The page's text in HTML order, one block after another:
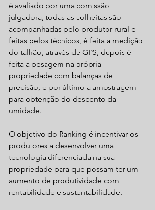
é avaliado por uma comissão
julgadora, todas as colheitas são
acompanhadas pelo produtor rural e
feitas pelos técnicos, é feita a medição
do talhão, através de GPS, depois é
feita a pesagem na própria
propriedade com balanças de
precisão, e por último a amostragem
para obtenção do desconto da
umidade.
O objetivo do Ranking é incentivar os
produtores a desenvolver uma
tecnologia diferenciada na sua
propriedade para que possam ter um
aumento de produtividade com
rentabilidade e sustentabilidade.